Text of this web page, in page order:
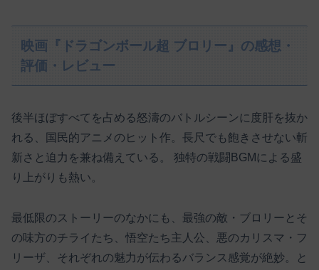
映画『ドラゴンボール超 ブロリー』の感想・
評価・レビュー
後半ほぼすべてを占める怒濤のバトルシーンに度肝を抜か
れる、国民的アニメのヒット作。長尺でも飽きさせない斬
新さと迫力を兼ね備えている。 独特の戦闘BGMによる盛
り上がりも熱い。
最低限のストーリーのなかにも、最強の敵・ブロリーとそ
の味方のチライたち、悟空たち主人公、悪のカリスマ・フ
リーザ、それぞれの魅力が伝わるバランス感覚が絶妙。と